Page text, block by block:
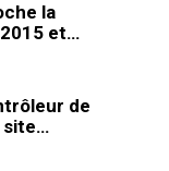
la
et…
de
site…